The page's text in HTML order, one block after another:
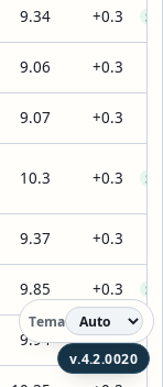
9.34 +0.3 SB
9.06 +0.3
9.07 +0.3
10.3 +0.3 SB
9.37 +0.3
9.85 +0.3 SB
9.94 +0.3
v.4.2.0020
Tema